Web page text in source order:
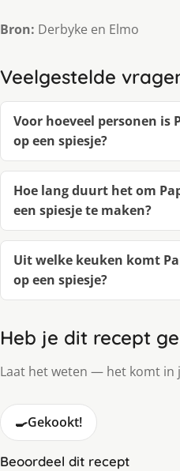
Bron: Derbyke en Elmo
Veelgestelde
Voor hoeveel personen is
op een spiesje?
Hoe lang duurt het om
een spiesje te maken?
Uit welke keuken komt
op een spiesje?
Heb je dit recept
Laat het weten — het komt in
🍳Gekookt!
Beoordeel dit recept